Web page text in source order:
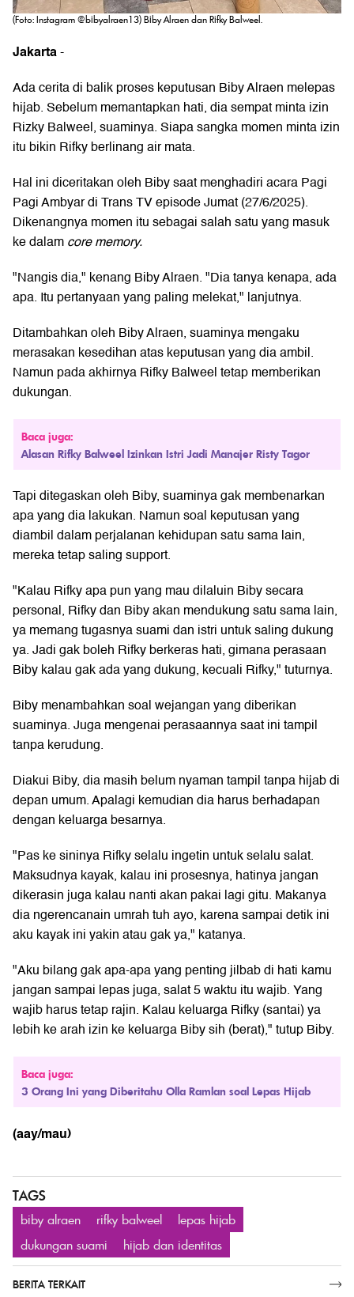
(Foto: Instagram @bibyalraen13) Biby Alraen dan Rifky Balweel.
Jakarta-
Ada cerita di balik proses keputusan Biby Alraen melepas
hijab. Sebelum memantapkan hati, dia sempat minta izin
Rizky Balweel, suaminya. Siapa sangka momen minta izin
itu bikin Rifky berlinang air mata.
Hal ini diceritakan oleh Biby saat menghadiri acara Pagi
Pagi Ambyar di Trans TV episode Jumat (27/6/2025).
Dikenangnya momen itu sebagai salah satu yang masuk
ke dalamcore memory.
"Nangis dia," kenang Biby Alraen. "Dia tanya kenapa, ada
apa. Itu pertanyaan yang paling melekat," lanjutnya.
Ditambahkan oleh Biby Alraen, suaminya mengaku
merasakan kesedihan atas keputusan yang dia ambil.
Namun pada akhirnya Rifky Balweel tetap memberikan
dukungan.
Baca juga:
Alasan Rifky Balweel Izinkan Istri Jadi Manajer Risty Tagor
Tapi ditegaskan oleh Biby, suaminya gak membenarkan
apa yang dia lakukan. Namun soal keputusan yang
diambil dalam perjalanan kehidupan satu sama lain,
mereka tetap saling support.
"Kalau Rifky apa pun yang mau dilaluin Biby secara
personal, Rifky dan Biby akan mendukung satu sama lain,
ya memang tugasnya suami dan istri untuk saling dukung
ya. Jadi gak boleh Rifky berkeras hati, gimana perasaan
Biby kalau gak ada yang dukung, kecuali Rifky," tuturnya.
Biby menambahkan soal wejangan yang diberikan
suaminya. Juga mengenai perasaannya saat ini tampil
tanpa kerudung.
Diakui Biby, dia masih belum nyaman tampil tanpa hijab di
depan umum. Apalagi kemudian dia harus berhadapan
dengan keluarga besarnya.
"Pas ke sininya Rifky selalu ingetin untuk selalu salat.
Maksudnya kayak, kalau ini prosesnya, hatinya jangan
dikerasin juga kalau nanti akan pakai lagi gitu. Makanya
dia ngerencanain umrah tuh ayo, karena sampai detik ini
aku kayak ini yakin atau gak ya," katanya.
"Aku bilang gak apa-apa yang penting jilbab di hati kamu
jangan sampai lepas juga, salat 5 waktu itu wajib. Yang
wajib harus tetap rajin. Kalau keluarga Rifky (santai) ya
lebih ke arah izin ke keluarga Biby sih (berat)," tutup Biby.
Baca juga:
3 Orang Ini yang Diberitahu Olla Ramlan soal Lepas Hijab
(aay/mau)
TAGS
biby alraen rifky balweel
lepas hijab
dukungan suami
hijab dan identitas
BERITA TERKAIT